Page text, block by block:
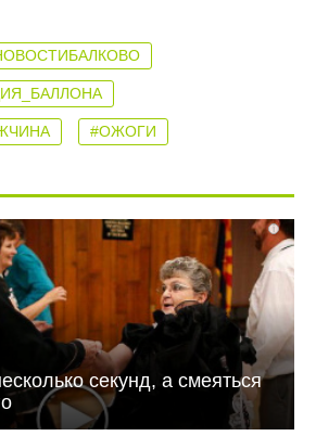
#ОЖОГИ
i
секунд, а смеяться